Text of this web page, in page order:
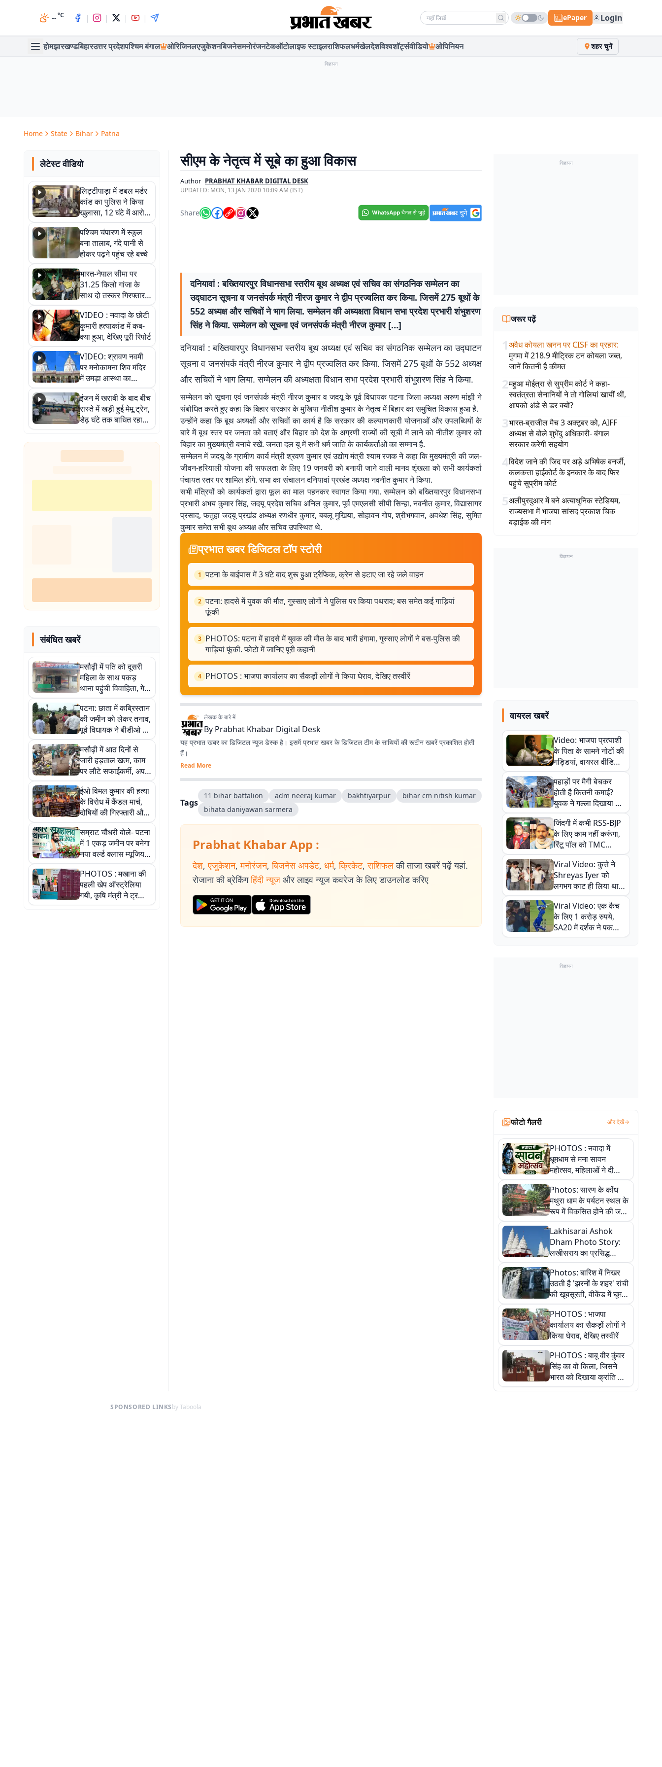
--°C | | | | Search news ePaper Login
होमझारखण्डबिहारउत्तर प्रदेशपश्चिम बंगाल ओरिजिनलएजुकेशनबिजनेसमनोरंजनटेकऑटोलाइफ स्टाइलराशिफलधर्मखेलदेशविश्वशॉर्ट्सवीडियो ओपिनियन शहर चुनें
विज्ञापन
Home State Bihar Patna
लेटेस्ट वीडियो
लिट्टीपाड़ा में डबल मर्डर
कांड का पुलिस ने किया
खुलासा, 12 घंटे में आरोपी
गिरफ्तार
पश्चिम चंपारण में स्कूल
बना तालाब, गंदे पानी से
होकर पढ़ने पहुंच रहे बच्चे
भारत-नेपाल सीमा पर
31.25 किलो गांजा के
साथ दो तस्कर गिरफ्तार,
नेपाली नंबर की बाइक
जब्त
VIDEO : नवादा के छोटी
कुमारी हत्याकांड में कब-
क्या हुआ, देखिए पूरी रिपोर्ट
VIDEO: श्रावण नवमी
पर मनोकामना शिव मंदिर
में उमड़ा आस्था का
सैलाब, हर-हर महादेव के
जयघोष से गूंजा परिसर
इंजन में खराबी के बाद बीच
रास्ते में खड़ी हुई मेमू ट्रेन,
डेढ़ घंटे तक बाधित रहा
आवागमन
संबंधित खबरें
मसौढ़ी में पति को दूसरी
महिला के साथ पकड़
थाना पहुंची विवाहिता, गेट
पर ही पति-पत्नी में मारपीट
पटना: छाता में कब्रिस्तान
की जमीन को लेकर तनाव,
पूर्व विधायक ने बीडीओ पर
लगाए गंभीर आरोप
मसौढ़ी में आठ दिनों से
जारी हड़ताल खत्म, काम
पर लौटे सफाईकर्मी, अपनी
मांगों को लेकर धरना दे रहे
थे
ईओ विमल कुमार की हत्या
के विरोध में कैंडल मार्च,
दोषियों की गिरफ्तारी और
मुआवजा समेत सरकारी
नौकरी की मांग
सम्राट चौधरी बोले- पटना
में 1 एकड़ जमीन पर बनेगा
नया वर्ल्ड क्लास म्यूजियम,
युवाओं को होगा समर्पित
PHOTOS : मखाना की
पहली खेप ऑस्ट्रेलिया
गयी, कृषि मंत्री ने ट्रकों
को किया रवाना, पांच
सीएम के नेतृत्व में सूबे का हुआ विकास
Author PRABHAT KHABAR DIGITAL DESK
UPDATED: MON, 13 JAN 2020 10:09 AM (IST)
Share
दनियावां : बख्तियारपुर विधानसभा स्तरीय बूथ अध्यक्ष एवं सचिव का संगठनिक सम्मेलन का
उद्घाटन सूचना व जनसंपर्क मंत्री नीरज कुमार ने द्वीप प्रज्वलित कर किया. जिसमें 275 बूथों के
552 अध्यक्ष और सचिवों ने भाग लिया. सम्मेलन की अध्यक्षता विधान सभा प्रदेश प्रभारी शंभुशरण
सिंह ने किया. सम्मेलन को सूचना एवं जनसंपर्क मंत्री नीरज कुमार […]
दनियावां : बख्तियारपुर विधानसभा स्तरीय बूथ अध्यक्ष एवं सचिव का संगठनिक सम्मेलन का उद्घाटन
सूचना व जनसंपर्क मंत्री नीरज कुमार ने द्वीप प्रज्वलित कर किया. जिसमें 275 बूथों के 552 अध्यक्ष
और सचिवों ने भाग लिया. सम्मेलन की अध्यक्षता विधान सभा प्रदेश प्रभारी शंभुशरण सिंह ने किया.
सम्मेलन को सूचना एवं जनसंपर्क मंत्री नीरज कुमार व जदयू के पूर्व विधायक पटना जिला अध्यक्ष अरुण मांझी ने
संबोधित करते हुए कहा कि बिहार सरकार के मुखिया नीतीश कुमार के नेतृत्व में बिहार का समुचित विकास हुआ है.
उन्होंने कहा कि बूथ अध्यक्षों और सचिवों का कार्य है कि सरकार की कल्याणकारी योजनाओं और उपलब्धियों के
बारे में बूथ स्तर पर जनता को बताएं और बिहार को देश के अग्रणी राज्यों की सूची में लाने को नीतीश कुमार को
बिहार का मुख्यमंत्री बनाये रखें. जनता दल यू में सभी धर्म जाति के कार्यकर्ताओं का सम्मान है.
सम्मेलन में जदयू के ग्रामीण कार्य मंत्री श्रवण कुमार एवं उद्योग मंत्री श्याम रजक ने कहा कि मुख्यमंत्री की जल-
जीवन-हरियाली योजना की सफलता के लिए 19 जनवरी को बनायी जाने वाली मानव शृंखला को सभी कार्यकर्ता
पंचायत स्तर पर शामिल होंगे. सभा का संचालन दनियावां प्रखंड अध्यक्ष नवनीत कुमार ने किया.
सभी मंत्रियों को कार्यकर्ता द्वारा फूल का माल पहनकर स्वागत किया गया. सम्मेलन को बख्तियारपुर विधानसभा
प्रभारी अभय कुमार सिंह, जदयू प्रदेश सचिव अनिल कुमार, पूर्व एमएलसी सीपी सिन्हा, नवनीत कुमार, विद्यासागर
प्रसाद, फतुहा जदयू प्रखंड अध्यक्ष रणधीर कुमार, बबलू मुखिया, सोहावन गोप, श्रीभगवान, अवधेश सिंह, सुमित
कुमार समेत सभी बूथ अध्यक्ष और सचिव उपस्थित थे.
प्रभात खबर डिजिटल टॉप स्टोरी
1 पटना के बाईपास में 3 घंटे बाद शुरू हुआ ट्रैफिक, क्रेन से हटाए जा रहे जले वाहन
2 पटना: हादसे में युवक की मौत, गुस्साए लोगों ने पुलिस पर किया पथराव; बस समेत कई गाड़ियां
फूंकी
3 PHOTOS: पटना में हादसे में युवक की मौत के बाद भारी हंगामा, गुस्साए लोगों ने बस-पुलिस की
गाड़ियां फूंकी. फोटो में जानिए पूरी कहानी
4 PHOTOS : भाजपा कार्यालय का सैकड़ों लोगों ने किया घेराव, देखिए तस्वीरें
लेखक के बारे में
By Prabhat Khabar Digital Desk
यह प्रभात खबर का डिजिटल न्यूज डेस्क है। इसमें प्रभात खबर के डिजिटल टीम के साथियों की रूटीन खबरें प्रकाशित होती
हैं।
Read More
Tags
11 bihar battalion adm neeraj kumar bakh­tiyarpur
bihar cm nitish kumar
bihata daniyawan sarmera
Prabhat Khabar App :
देश, एजुकेशन, मनोरंजन, बिजनेस अपडेट, धर्म, क्रिकेट, राशिफल की ताजा खबरें पढ़ें यहां.
रोजाना की ब्रेकिंग हिंदी न्यूज और लाइव न्यूज कवरेज के लिए डाउनलोड करिए
विज्ञापन
जरूर पढ़ें
1अवैध कोयला खनन पर CISF का प्रहार:
मुगमा में 218.9 मीट्रिक टन कोयला जब्त,
जानें कितनी है कीमत
2महुआ मोईत्रा से सुप्रीम कोर्ट ने कहा-
स्वतंत्रता सेनानियों ने तो गोलियां खायीं थीं,
आपको अंडे से डर क्यों?
3भारत-ब्राजील मैच 3 अक्टूबर को, AIFF
अध्यक्ष से बोले शुभेंदु अधिकारी- बंगाल
सरकार करेगी सहयोग
4विदेश जाने की जिद पर अड़े अभिषेक बनर्जी,
कलकत्ता हाईकोर्ट के इनकार के बाद फिर
पहुंचे सुप्रीम कोर्ट
5अलीपुरदुआर में बने अत्याधुनिक स्टेडियम,
राज्यसभा में भाजपा सांसद प्रकाश चिक
बड़ाईक की मांग
विज्ञापन
वायरल खबरें
Video: भाजपा प्रत्याशी
के पिता के सामने नोटों की
गड्डियां, वायरल वीडियो
से राजनीति में उबाल,
अजित महतो बोले- TMC
की गंदी चाल
पहाड़ों पर मैगी बेचकर
होती है कितनी कमाई?
युवक ने गल्ला दिखाया तो
नौकरी वालों के खड़े हो गए
कान
जिंदगी में कभी RSS-BJP
के लिए काम नहीं करूंगा,
रिंटू पॉल को TMC
ऑफिस में ले जाकर पीटा,
Video वायरल
Viral Video: कुत्ते ने
Shreyas Iyer को
लगभग काट ही लिया था,
न्यूजीलैंड सीरीज से पहले
बाल-बाल बचे
Viral Video: एक कैच
के लिए 1 करोड़ रुपये,
SA20 में दर्शक ने पकड़ा
एक हाथ से गजब का कैच
विज्ञापन
फोटो गैलरी और देखें
PHOTOS : नवादा में
धूमधाम से मना सावन
महोत्सव, महिलाओं ने दी
सांस्कृतिक प्रस्तुतियां
Photos: सारण के कोंध
मथुरा धाम के पर्यटन स्थल के
रूप में विकसित होने की जगी
आस, 9 तस्वीरों में देखें पूरी
कहानी
Lakhisarai Ashok
Dham Photo Story:
लखीसराय का प्रसिद्ध
अशोक धाम—आस्था,
श्रृंगार, अनुष्ठान और
अलौकिक संध्या आरती के
विहंगम दृश्य
Photos: बारिश में निखर
उठती है 'झरनों के शहर' रांची
की खूबसूरती, वीकेंड में घूम
आएं ये 5 वादियां
PHOTOS : भाजपा
कार्यालय का सैकड़ों लोगों ने
किया घेराव, देखिए तस्वीरें
PHOTOS : बाबू वीर कुंवर
सिंह का वो किला, जिसने
भारत को दिखाया क्रांति का
रास्ता: तस्वीरों में देखिए
SPONSORED LINKSby Taboola